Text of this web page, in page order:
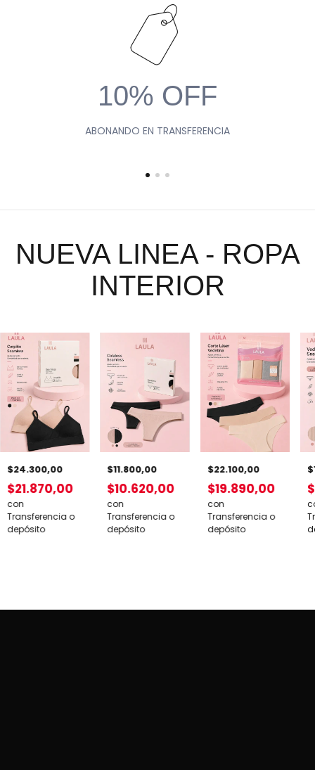
10% OFF
ABONANDO EN TRANSFERENCIA
NUEVA LINEA - ROPA
INTERIOR
$24.300,00
$21.870,00
con
Transferencia o
depósito
$11.800,00
$10.620,00
con
Transferencia o
depósito
$22.100,00
$19.890,00
con
Transferencia o
depósito